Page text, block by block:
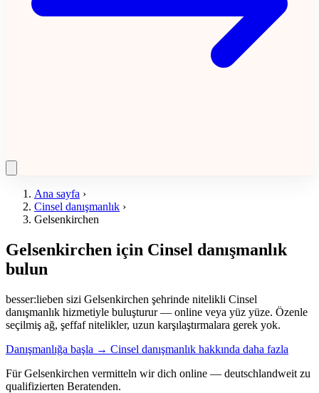
Ana sayfa ›
Cinsel danışmanlık ›
Gelsenkirchen
Gelsenkirchen için Cinsel danışmanlık
bulun
besser:lieben sizi Gelsenkirchen şehrinde nitelikli Cinsel
danışmanlık hizmetiyle buluşturur — online veya yüz yüze. Özenle
seçilmiş ağ, şeffaf nitelikler, uzun karşılaştırmalara gerek yok.
Danışmanlığa başla → Cinsel danışmanlık hakkında daha fazla
Für Gelsenkirchen vermitteln wir dich online — deutschlandweit zu
qualifizierten Beratenden.